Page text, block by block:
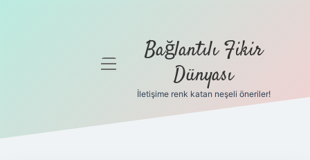
Gizlilik
menüyü
Bağlantılı Fikir
Dünyası
İletişime renk katan neşeli öneriler!